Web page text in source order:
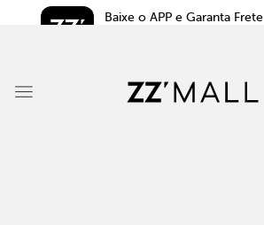
Baixe o APP e Garanta Frete